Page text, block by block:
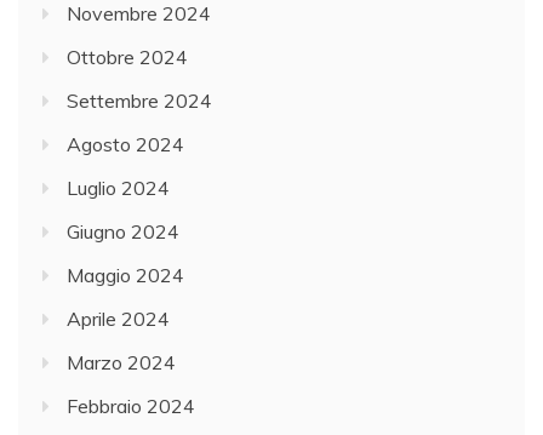
Novembre 2024
Ottobre 2024
Settembre 2024
Agosto 2024
Luglio 2024
Giugno 2024
Maggio 2024
Aprile 2024
Marzo 2024
Febbraio 2024